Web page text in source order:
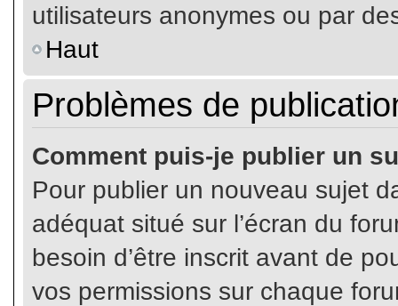
utilisateurs anonymes ou par
Haut
Problèmes de
Comment puis-je publier un
Pour publier un nouveau sujet
adéquat situé sur l’écran du
besoin d’être inscrit avant de
vos permissions sur chaque